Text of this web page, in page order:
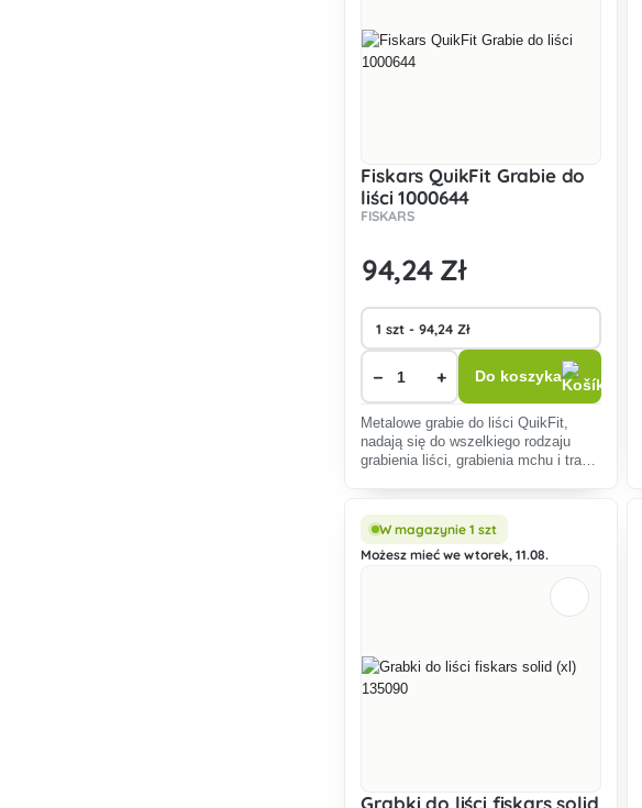
Fiskars QuikFit Grabie do
liści 1000644
FISKARS
94,24 Zł
− + Do koszyka
Metalowe grabie do liści QuikFit,
nadają się do wszelkiego rodzaju
grabienia liści, grabienia mchu i trawy
W magazynie 1 szt
Możesz mieć we wtorek, 11.08.
Grabki do liści fiskars solid